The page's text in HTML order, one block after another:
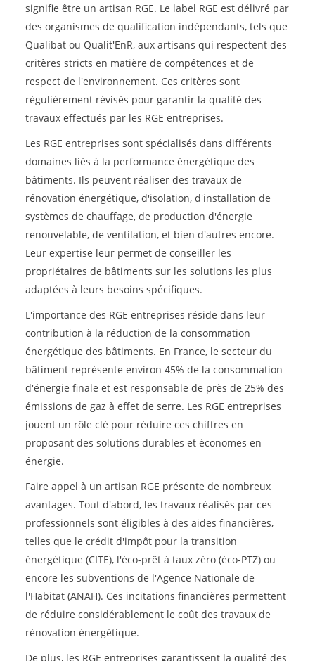
signifie être un artisan RGE. Le label RGE est délivré par
des organismes de qualification indépendants, tels que
Qualibat ou Qualit'EnR, aux artisans qui respectent des
critères stricts en matière de compétences et de
respect de l'environnement. Ces critères sont
régulièrement révisés pour garantir la qualité des
travaux effectués par les RGE entreprises.
Les RGE entreprises sont spécialisés dans différents
domaines liés à la performance énergétique des
bâtiments. Ils peuvent réaliser des travaux de
rénovation énergétique, d'isolation, d'installation de
systèmes de chauffage, de production d'énergie
renouvelable, de ventilation, et bien d'autres encore.
Leur expertise leur permet de conseiller les
propriétaires de bâtiments sur les solutions les plus
adaptées à leurs besoins spécifiques.
L'importance des RGE entreprises réside dans leur
contribution à la réduction de la consommation
énergétique des bâtiments. En France, le secteur du
bâtiment représente environ 45% de la consommation
d'énergie finale et est responsable de près de 25% des
émissions de gaz à effet de serre. Les RGE entreprises
jouent un rôle clé pour réduire ces chiffres en
proposant des solutions durables et économes en
énergie.
Faire appel à un artisan RGE présente de nombreux
avantages. Tout d'abord, les travaux réalisés par ces
professionnels sont éligibles à des aides financières,
telles que le crédit d'impôt pour la transition
énergétique (CITE), l'éco-prêt à taux zéro (éco-PTZ) ou
encore les subventions de l'Agence Nationale de
l'Habitat (ANAH). Ces incitations financières permettent
de réduire considérablement le coût des travaux de
rénovation énergétique.
De plus, les RGE entreprises garantissent la qualité des